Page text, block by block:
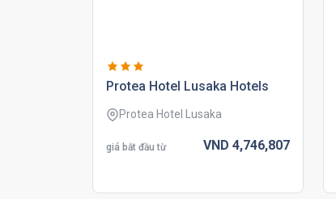
protea hotel lusaka hotels
Protea Hotel Lusaka
giá bắt đầu từ VND 4,746,807